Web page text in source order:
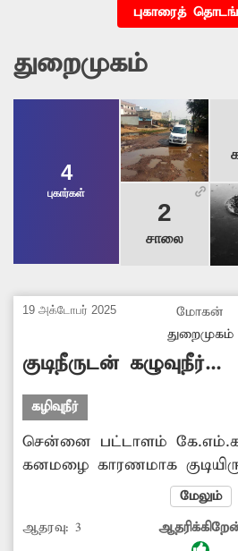
புகாரைத்
துறைமுகம்
4
புகார்கள்
2
சாலை
19 அக்டோபர் 2025
மோகன்
துறைமுகம்
குடிநீருடன் கழுவுநீர்...
கழிவுநீர்
சென்னை பட்டாளம்
கனமழை காரணமாக
குளம்போல சாக்கடை நீர்
குடிநீருடன் கழிவுநீர்
பகுதிமக்களின் சுகாதாரம்
மேலும்
ஆதரவு: 3